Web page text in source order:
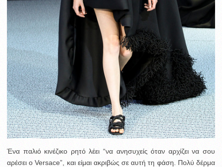
Ένα παλιό κινέζικο ρητό λέει “να ανησυχείς όταν αρχίζει να σου
αρέσει ο Versace”, και είμαι ακριβώς σε αυτή τη φάση. Πολύ δέρμα